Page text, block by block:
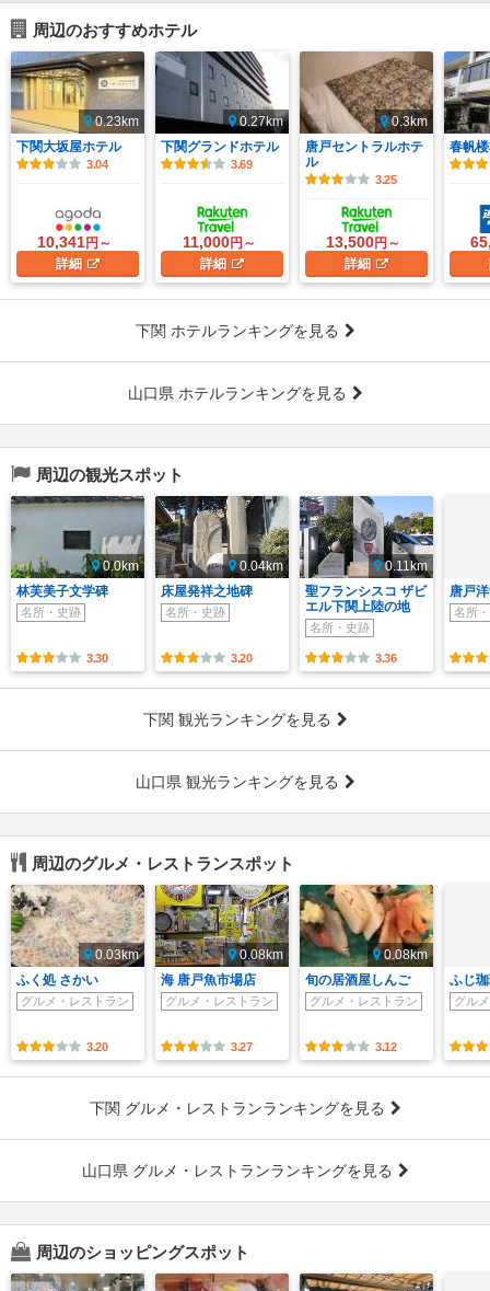
周辺のおすすめホテル
0.23km
下関大坂屋ホテル
3.04
10,341円～
詳細
0.27km
下関グランドホテル
3.69
11,000円～
詳細
0.3km
唐戸セントラルホテ
ル
3.25
13,500円～
詳細
春帆
下関 ホテルランキングを見る
山口県 ホテルランキングを見る
周辺の観光スポット
0.0km
林芙美子文学碑
名所・史跡
3.30
0.04km
床屋発祥之地碑
名所・史跡
3.20
0.11km
聖フランシスコ ザビ
エル下関上陸の地
名所・史跡
3.36
唐戸
名所
下関 観光ランキングを見る
山口県 観光ランキングを見る
周辺のグルメ・レストランスポット
0.03km
ふく処 さかい
グルメ・レストラン
3.20
0.08km
海 唐戸魚市場店
グルメ・レストラン
3.27
0.08km
旬の居酒屋しんご
グルメ・レストラン
3.12
ふじ
グル
下関 グルメ・レストランランキングを見る
山口県 グルメ・レストランランキングを見る
周辺のショッピングスポット